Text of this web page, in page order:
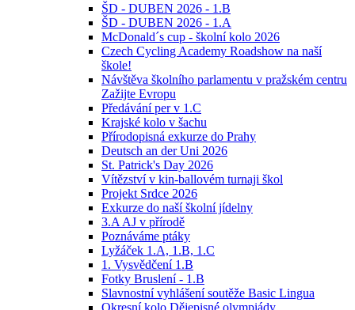
ŠD - DUBEN 2026 - 1.B
ŠD - DUBEN 2026 - 1.A
McDonald´s cup - školní kolo 2026
Czech Cycling Academy Roadshow na naší
škole!
Návštěva školního parlamentu v pražském centru
Zažijte Evropu
Předávání per v 1.C
Krajské kolo v šachu
Přírodopisná exkurze do Prahy
Deutsch an der Uni 2026
St. Patrick's Day 2026
Vítězství v kin-ballovém turnaji škol
Projekt Srdce 2026
Exkurze do naší školní jídelny
3.A AJ v přírodě
Poznáváme ptáky
Lyžáček 1.A, 1.B, 1.C
1. Vysvědčení 1.B
Fotky Bruslení - 1.B
Slavnostní vyhlášení soutěže Basic Lingua